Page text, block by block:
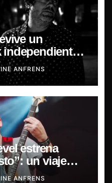
un
de
ANFRENS
estrena
un viaje
y la memoria.
ANFRENS